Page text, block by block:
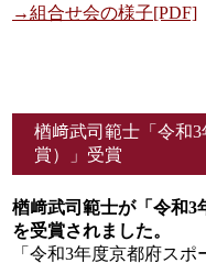
→組合せ会の様子[PDF]
楢﨑武司範士「令和
賞）」受賞
楢﨑武司範士が「令和3
を受賞されました。
「令和3年度京都府ス